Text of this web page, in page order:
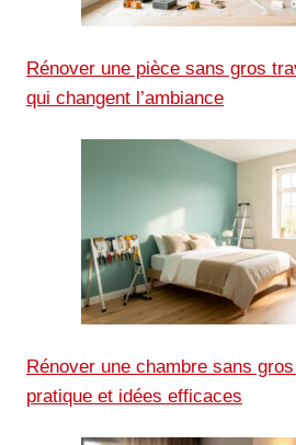
Rénover une pièce sans gros
qui changent l’ambiance
Rénover une chambre sans
pratique et idées efficaces